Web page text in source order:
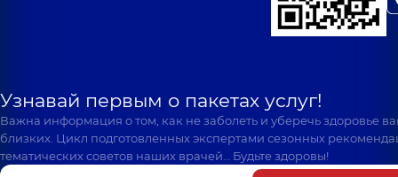
Узнавай первым о пакетах услуг!
Важна информация о том, как не заболеть и уберечь здоровье
близких. Цикл подготовленных экспертами сезонных
тематических советов наших врачей… Будьте здоровы!